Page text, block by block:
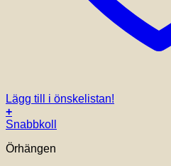
Lägg till i önskelistan!
+
Snabbkoll
Örhängen